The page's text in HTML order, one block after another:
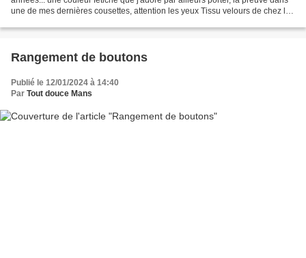
une de mes dernières cousettes, attention les yeux Tissu velours de chez la
Rangement de boutons
Publié le 12/01/2024 à 14:40
Par Tout douce Mans